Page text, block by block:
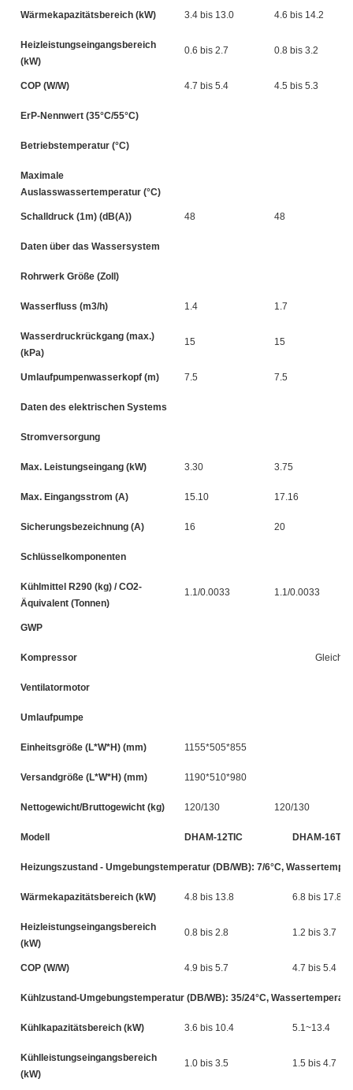
Wärmekapazitätsbereich (kW) 3.4 bis 13.0 4.6 bis 14.2
Heizleistungseingangsbereich
(kW)
0.6 bis 2.7 0.8 bis 3.2
COP (W/W) 4.7 bis 5.4 4.5 bis 5.3
ErP-Nennwert (35°C/55°C)
Betriebstemperatur (°C)
Maximale
Auslasswassertemperatur (°C)
Schalldruck (1m) (dB(A)) 48 48
Daten über das Wassersystem
Rohrwerk Größe (Zoll)
Wasserfluss (m3/h) 1.4 1.7
Wasserdruckrückgang (max.)
(kPa)
15 15
Umlaufpumpenwasserkopf (m) 7.5 7.5
Daten des elektrischen Systems
Stromversorgung
Max. Leistungseingang (kW) 3.30 3.75
Max. Eingangsstrom (A) 15.10 17.16
Sicherungsbezeichnung (A) 16 20
Schlüsselkomponenten
Kühlmittel R290 (kg) / CO2-
Äquivalent (Tonnen)
1.1/0.0033 1.1/0.0033
GWP
Kompressor
Ventilatormotor
Umlaufpumpe
Einheitsgröße (L*W*H) (mm) 1155*505*855
Versandgröße (L*W*H) (mm) 1190*510*980
Nettogewicht/Bruttogewicht (kg) 120/130 120/130
Modell DHAM-12TIC DHAM-16TIC
Heizungszustand - Umgebungstemperatur (DB/WB): 7/6°C,
Wärmekapazitätsbereich (kW) 4.8 bis 13.8 6.8 bis 17.8
Heizleistungseingangsbereich
(kW)
0.8 bis 2.8 1.2 bis 3.7
COP (W/W) 4.9 bis 5.7 4.7 bis 5.4
Kühlzustand-Umgebungstemperatur (DB/WB): 35/24°C,
Kühlkapazitätsbereich (kW) 3.6 bis 10.4 5.1~13.4
Kühlleistungseingangsbereich
(kW)
1.0 bis 3.5 1.5 bis 4.7